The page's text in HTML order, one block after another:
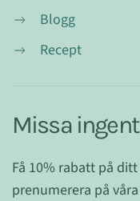
Blogg
Recept
Missa
Få 10% rabatt på
prenumerera på